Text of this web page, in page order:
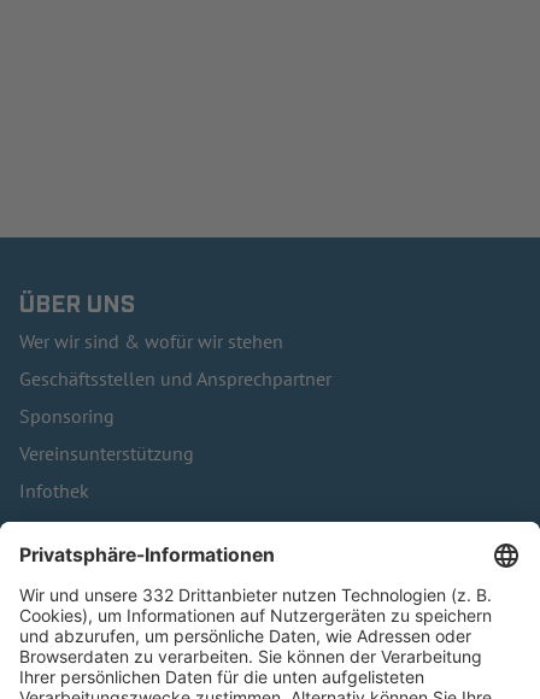
ÜBER UNS
Wer wir sind & wofür wir stehen
Geschäftsstellen und Ansprechpartner
Sponsoring
Vereinsunterstützung
Infothek
Kontakt
HÄUFIG BESUCHTE SEITEN
Pässe und Vereinswechsel
Trainerausbildung